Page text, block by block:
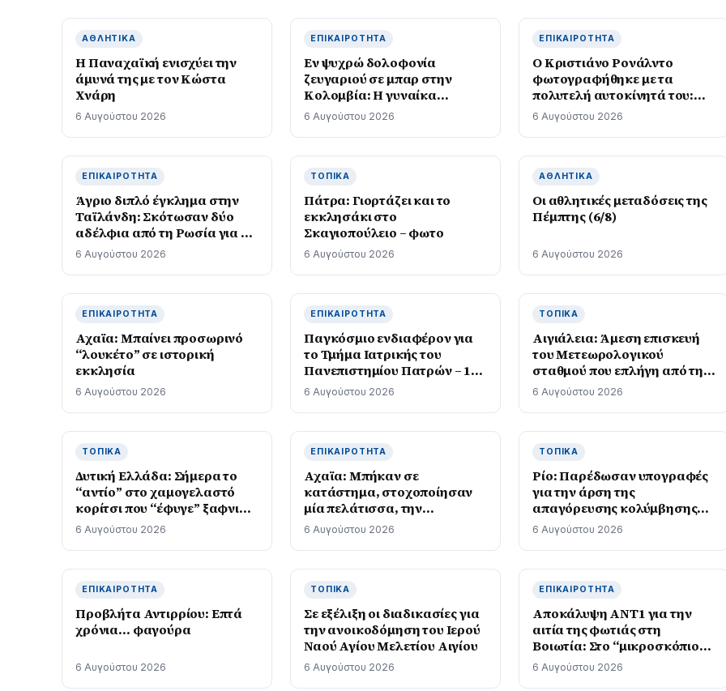
ΑΘΛΗΤΙΚΆ
Η Παναχαϊκή ενισχύει την
άμυνά της με τον Κώστα
Χνάρη
6 Αυγούστου 2026
ΕΠΙΚΑΙΡΌΤΗΤΑ
Εν ψυχρώ δολοφονία
ζευγαριού σε μπαρ στην
Κολομβία: Η γυναίκα
προσπάθησε να
προστατεύσει τον άνδρα της,
ήταν γονείς 6χρονου
κοριτσιού, δείτε βίντεο
6 Αυγούστου 2026
ΕΠΙΚΑΙΡΌΤΗΤΑ
Ο Κριστιάνο Ρονάλντο
φωτογραφήθηκε με τα
πολυτελή αυτοκίνητά του:
«Τα παιχνίδια μου» έγραψε
για τις Ferrari, τις McLaren,
τις Mercedes και τις Bugatti
6 Αυγούστου 2026
ΕΠΙΚΑΙΡΌΤΗΤΑ
Άγριο διπλό έγκλημα στην
Ταϊλάνδη: Σκότωσαν δύο
αδέλφια από τη Ρωσία για τη
μηχανή τους και μια
οικογένεια για το φορτηγάκι
της
6 Αυγούστου 2026
ΤΟΠΙΚΆ
Πάτρα: Γιορτάζει και το
εκκλησάκι στο
Σκαγιοπούλειο – φωτο
6 Αυγούστου 2026
ΑΘΛΗΤΙΚΆ
Οι αθλητικές μεταδόσεις της
Πέμπτης (6/8)
6 Αυγούστου 2026
ΕΠΙΚΑΙΡΌΤΗΤΑ
Αχαϊα: Μπαίνει προσωρινό
“λουκέτο” σε ιστορική
εκκλησία
6 Αυγούστου 2026
ΕΠΙΚΑΙΡΌΤΗΤΑ
Παγκόσμιο ενδιαφέρον για
το Τμήμα Ιατρικής του
Πανεπιστημίου Πατρών – 168
αιτήσεις από 23 χώρες για το
νέο αγγλόφωνο πρόγραμμα
6 Αυγούστου 2026
ΤΟΠΙΚΆ
Αιγιάλεια: Άμεση επισκευή
του Μετεωρολογικού
σταθμού που επλήγη από την
πυρκαγιά – φωτο
6 Αυγούστου 2026
ΤΟΠΙΚΆ
Δυτική Ελλάδα: Σήμερα το
“αντίο” στο χαμογελαστό
κορίτσι που “έφυγε” ξαφνικά
στα 31
6 Αυγούστου 2026
ΕΠΙΚΑΙΡΌΤΗΤΑ
Αχαϊα: Μπήκαν σε
κατάστημα, στοχοποίησαν
μία πελάτισσα, την
χτύπησαν, την έβρισαν και
την λήστεψαν
6 Αυγούστου 2026
ΤΟΠΙΚΆ
Ρίο: Παρέδωσαν υπογραφές
για την άρση της
απαγόρευσης κολύμβησης
στη δυτική πλευρά του
Κάστρου
6 Αυγούστου 2026
ΕΠΙΚΑΙΡΌΤΗΤΑ
Προβλήτα Αντιρρίου: Επτά
χρόνια… φαγούρα
6 Αυγούστου 2026
ΤΟΠΙΚΆ
Σε εξέλιξη οι διαδικασίες για
την ανοικοδόμηση του Ιερού
Ναού Αγίου Μελετίου Αιγίου
6 Αυγούστου 2026
ΕΠΙΚΑΙΡΌΤΗΤΑ
Αποκάλυψη ΑΝΤ1 για την
αιτία της φωτιάς στη
Βοιωτία: Στο “μικροσκόπιο”
και άλλα έργα της εταιρείας
του Δημάρχου Στυλίδας
6 Αυγούστου 2026